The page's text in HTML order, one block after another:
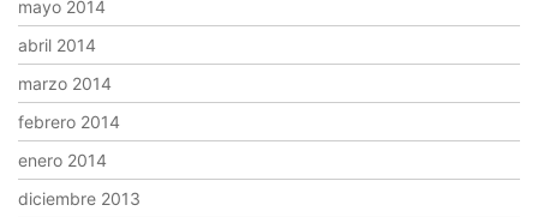
mayo 2014
abril 2014
marzo 2014
febrero 2014
enero 2014
diciembre 2013